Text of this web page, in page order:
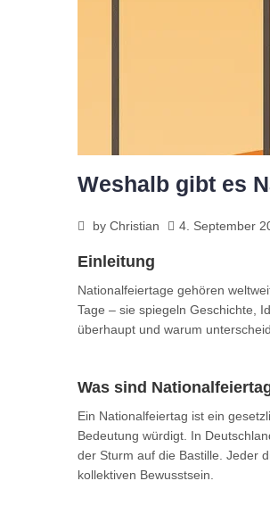
Weshalb gibt es
by Christian 4. September
Einleitung
Nationalfeiertage gehören
Tage – sie spiegeln Geschichte,
überhaupt und warum
Was sind
Ein Nationalfeiertag ist ein
Bedeutung würdigt. In
der Sturm auf die Bastille. Jeder
kollektiven Bewusstsein.